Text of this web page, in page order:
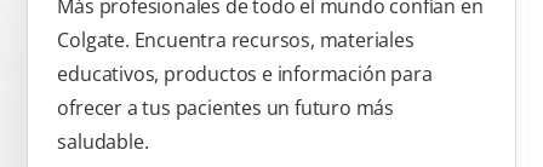
Más profesionales de todo el mundo confían en
Colgate. Encuentra recursos, materiales
educativos, productos e información para
ofrecer a tus pacientes un futuro más
saludable.